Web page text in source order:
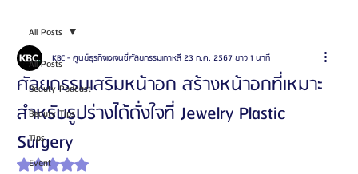
All Posts
Beauty Podcast
Beauty Tips
Tips
Event
All Posts
ศัลยกรรมเสริมหน้าอก สร้างหน้าอกที่เหมาะ
สำหรับรูปร่างได้ดั่งใจที่ Jewelry Plastic
Surgery
KBC - ศูนย์ธุรกิจเอเจนซี่ศัลยกรรมเกาหลี23 ก.ค. 2567 ยาว 1 นาที
ได้รับ NaN เต็ม 5 ดาว